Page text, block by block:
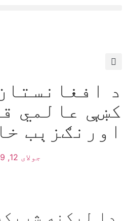
د
کښې عالمي
اورنګزېب
جولای 12, 2019
دا ليکنه